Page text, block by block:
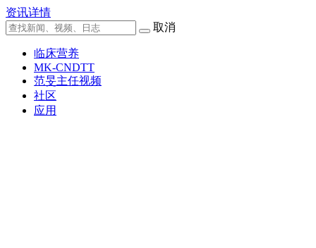
资讯详情
取消
临床营养
MK-CNDTT
范旻主任视频
社区
应用